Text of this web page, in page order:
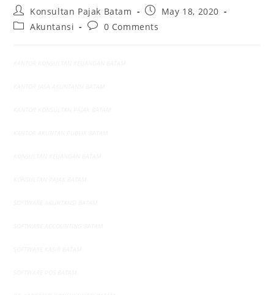
Konsultan Pajak Batam
May 18, 2020
Akuntansi
0 Comments